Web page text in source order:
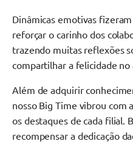
Dinâmicas emotivas
reforçar o carinho dos
trazendo muitas reflexões
compartilhar a felicidade
Além de adquirir
nosso Big Time vibrou com
os destaques de cada filial.
recompensar a dedicação